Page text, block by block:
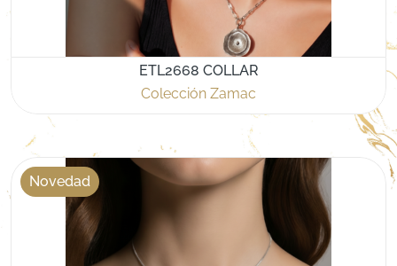
ETL2668 COLLAR
Colección Zamac
Novedad